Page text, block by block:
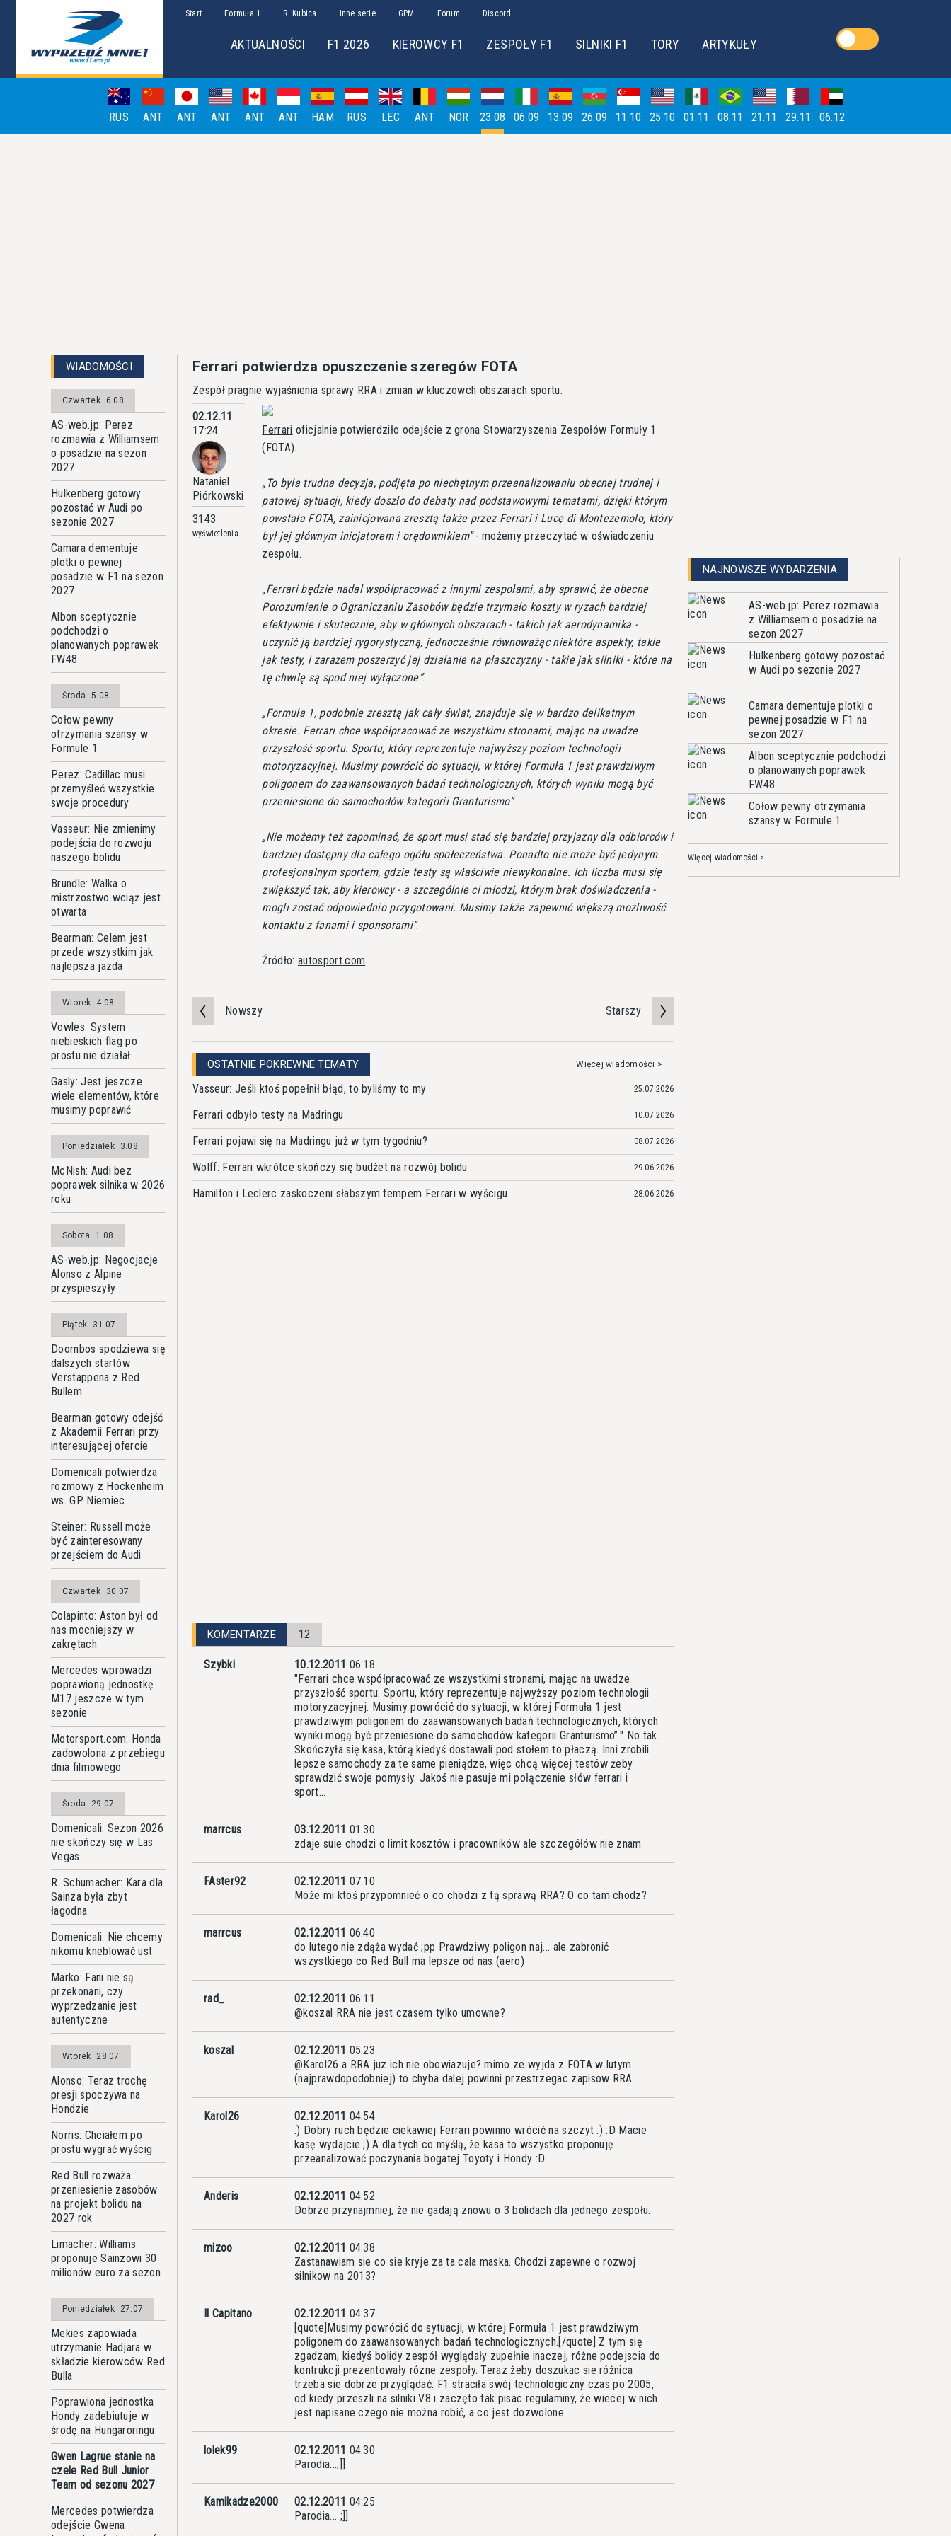
Start Formuła 1 R. Kubica Inne serie GPM Forum Discord
AKTUALNOŚCI F1 2026 KIEROWCY F1 ZESPOŁY F1 SILNIKI F1 TORY ARTYKUŁY
RUS ANT ANT ANT ANT ANT HAM RUS LEC ANT NOR 23.08 06.09 13.09 26.09 11.10 25.10 01.11 08.11 21.11 29.11 06.12
WIADOMOŚCI
Czwartek 6.08
AS-web.jp: Perez
rozmawia z Williamsem
o posadzie na sezon
2027
Hulkenberg gotowy
pozostać w Audi po
sezonie 2027
Camara dementuje
plotki o pewnej
posadzie w F1 na sezon
2027
Albon sceptycznie
podchodzi o
planowanych poprawek
FW48
Środa 5.08
Cołow pewny
otrzymania szansy w
Formule 1
Perez: Cadillac musi
przemyśleć wszystkie
swoje procedury
Vasseur: Nie zmienimy
podejścia do rozwoju
naszego bolidu
Brundle: Walka o
mistrzostwo wciąż jest
otwarta
Bearman: Celem jest
przede wszystkim jak
najlepsza jazda
Wtorek 4.08
Vowles: System
niebieskich flag po
prostu nie działał
Gasly: Jest jeszcze
wiele elementów, które
musimy poprawić
Poniedziałek 3.08
McNish: Audi bez
poprawek silnika w 2026
roku
Sobota 1.08
AS-web.jp: Negocjacje
Alonso z Alpine
przyspieszyły
Piątek 31.07
Doornbos spodziewa się
dalszych startów
Verstappena z Red
Bullem
Bearman gotowy odejść
z Akademii Ferrari przy
interesującej ofercie
Domenicali potwierdza
rozmowy z Hockenheim
ws. GP Niemiec
Steiner: Russell może
być zainteresowany
przejściem do Audi
Czwartek 30.07
Colapinto: Aston był od
nas mocniejszy w
zakrętach
Mercedes wprowadzi
poprawioną jednostkę
M17 jeszcze w tym
sezonie
Motorsport.com: Honda
zadowolona z przebiegu
dnia filmowego
Środa 29.07
Domenicali: Sezon 2026
nie skończy się w Las
Vegas
R. Schumacher: Kara dla
Sainza była zbyt
łagodna
Domenicali: Nie chcemy
nikomu kneblować ust
Marko: Fani nie są
przekonani, czy
wyprzedzanie jest
autentyczne
Wtorek 28.07
Alonso: Teraz trochę
presji spoczywa na
Hondzie
Norris: Chciałem po
prostu wygrać wyścig
Red Bull rozważa
przeniesienie zasobów
na projekt bolidu na
2027 rok
Limacher: Williams
proponuje Sainzowi 30
milionów euro za sezon
Poniedziałek 27.07
Mekies zapowiada
utrzymanie Hadjara w
składzie kierowców Red
Bulla
Poprawiona jednostka
Hondy zadebiutuje w
środę na Hungaroringu
Gwen Lagrue stanie na
czele Red Bull Junior
Team od sezonu 2027
Mercedes potwierdza
odejście Gwena
Ferrari potwierdza opuszczenie szeregów FOTA
Zespół pragnie wyjaśnienia sprawy RRA i zmian w kluczowch obszarach sportu.
02.12.11
17:24
Nataniel
Piórkowski
3143
wyświetlenia
Ferrari oficjalnie potwierdziło odejście z grona Stowarzyszenia Zespołów Formuły 1
(FOTA).
To była trudna decyzja, podjęta po niechętnym przeanalizowaniu obecnej trudnej i
patowej sytuacji, kiedy doszło do debaty nad podstawowymi tematami, dzięki którym
powstała FOTA, zainicjowana zresztą także przez Ferrari i Lucę di Montezemolo, który
był jej głównym inicjatorem i orędownikiem - możemy przeczytać w oświadczeniu
zespołu.
Ferrari będzie nadal współpracować z innymi zespołami, aby sprawić, że obecne
Porozumienie o Ograniczaniu Zasobów będzie trzymało koszty w ryzach bardziej
efektywnie i skutecznie, aby w głównych obszarach - takich jak aerodynamika -
uczynić ją bardziej rygorystyczną, jednocześnie równoważąc niektóre aspekty, takie
jak testy, i zarazem poszerzyć jej działanie na płaszczyzny - takie jak silniki - które na
tę chwilę są spod niej wyłączone .
Formuła 1, podobnie zresztą jak cały świat, znajduje się w bardzo delikatnym
okresie. Ferrari chce współpracować ze wszystkimi stronami, mając na uwadze
przyszłość sportu. Sportu, który reprezentuje najwyższy poziom technologii
motoryzacyjnej. Musimy powrócić do sytuacji, w której Formuła 1 jest prawdziwym
poligonem do zaawansowanych badań technologicznych, których wyniki mogą być
przeniesione do samochodów kategorii Granturismo .
Nie możemy też zapominać, że sport musi stać się bardziej przyjazny dla odbiorców i
bardziej dostępny dla całego ogółu społeczeństwa. Ponadto nie może być jedynym
profesjonalnym sportem, gdzie testy są właściwie niewykonalne. Ich liczba musi się
zwiększyć tak, aby kierowcy - a szczególnie ci młodzi, którym brak doświadczenia -
mogli zostać odpowiednio przygotowani. Musimy także zapewnić większą możliwość
kontaktu z fanami i sponsorami .
Źródło: autosport.com
Nowszy Starszy
OSTATNIE POKREWNE TEMATY Więcej wiadomości >
Vasseur: Jeśli ktoś popełnił błąd, to byliśmy to my 25.07.2026
Ferrari odbyło testy na Madringu 10.07.2026
Ferrari pojawi się na Madringu już w tym tygodniu? 08.07.2026
Wolff: Ferrari wkrótce skończy się budżet na rozwój bolidu 29.06.2026
Hamilton i Leclerc zaskoczeni słabszym tempem Ferrari w wyścigu 28.06.2026
KOMENTARZE 12
Szybki 10.12.2011 06:18
"Ferrari chce współpracować ze wszystkimi stronami, mając na uwadze
przyszłość sportu. Sportu, który reprezentuje najwyższy poziom technologii
motoryzacyjnej. Musimy powrócić do sytuacji, w której Formuła 1 jest
prawdziwym poligonem do zaawansowanych badań technologicznych, których
wyniki mogą być przeniesione do samochodów kategorii Granturismo”." No tak.
Skończyła się kasa, którą kiedyś dostawali pod stołem to płaczą. Inni zrobili
lepsze samochody za te same pieniądze, więc chcą więcej testów żeby
sprawdzić swoje pomysły. Jakoś nie pasuje mi połączenie słów ferrari i
sport...
marrcus 03.12.2011 01:30
zdaje suie chodzi o limit kosztów i pracowników ale szczegółów nie znam
FAster92 02.12.2011 07:10
Może mi ktoś przypomnieć o co chodzi z tą sprawą RRA? O co tam chodz?
marrcus 02.12.2011 06:40
do lutego nie zdąża wydać ;pp Prawdziwy poligon naj... ale zabronić
wszystkiego co Red Bull ma lepsze od nas (aero)
rad_ 02.12.2011 06:11
@koszal RRA nie jest czasem tylko umowne?
koszal 02.12.2011 05:23
@Karol26 a RRA juz ich nie obowiazuje? mimo ze wyjda z FOTA w lutym
(najprawdopodobniej) to chyba dalej powinni przestrzegac zapisow RRA
Karol26 02.12.2011 04:54
:) Dobry ruch będzie ciekawiej Ferrari powinno wrócić na szczyt :) :D Macie
kasę wydajcie ;) A dla tych co myślą, że kasa to wszystko proponuję
przeanalizować poczynania bogatej Toyoty i Hondy :D
Anderis 02.12.2011 04:52
Dobrze przynajmniej, że nie gadają znowu o 3 bolidach dla jednego zespołu.
mizoo 02.12.2011 04:38
Zastanawiam sie co sie kryje za ta cala maska. Chodzi zapewne o rozwoj
silnikow na 2013?
Il Capitano 02.12.2011 04:37
[quote]Musimy powrócić do sytuacji, w której Formuła 1 jest prawdziwym
poligonem do zaawansowanych badań technologicznych.[/quote] Z tym się
zgadzam, kiedyś bolidy zespół wyglądały zupełnie inaczej, różne podejscia do
kontrukcji prezentowały rózne zespoły. Teraz żeby doszukac sie różnica
trzeba sie dobrze przyglądać. F1 straciła swój technologiczny czas po 2005,
od kiedy przeszli na silniki V8 i zaczęto tak pisac regulaminy, że wiecej w nich
jest napisane czego nie można robić, a co jest dozwolone
lolek99 02.12.2011 04:30
Parodia...;]]
Kamikadze2000 02.12.2011 04:25
Parodia... ;]]
NAJNOWSZE WYDARZENIA
AS-web.jp: Perez rozmawia
z Williamsem o posadzie na
sezon 2027
Hulkenberg gotowy pozostać
w Audi po sezonie 2027
Camara dementuje plotki o
pewnej posadzie w F1 na
sezon 2027
Albon sceptycznie podchodzi
o planowanych poprawek
FW48
Cołow pewny otrzymania
szansy w Formule 1
Więcej wiadomości >